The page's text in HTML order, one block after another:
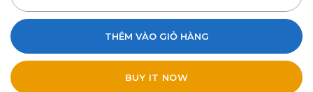
THÊM VÀO GIỎ HÀNG
BUY IT NOW